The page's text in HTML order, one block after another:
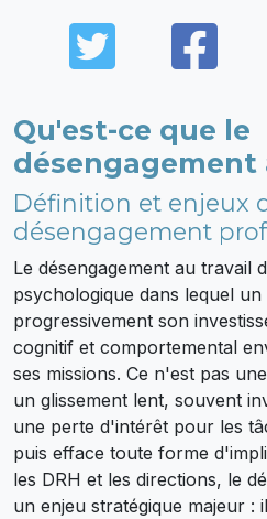
Twitter
Qu'est-ce que le
désengagement
Définition et enjeux
désengagement
Le désengagement au travail
psychologique dans lequel
progressivement son
cognitif et comportemental
ses missions. Ce n'est pas
un glissement lent, souvent
une perte d'intérêt pour les
puis efface toute forme
les DRH et les directions, le
un enjeu stratégique majeur :